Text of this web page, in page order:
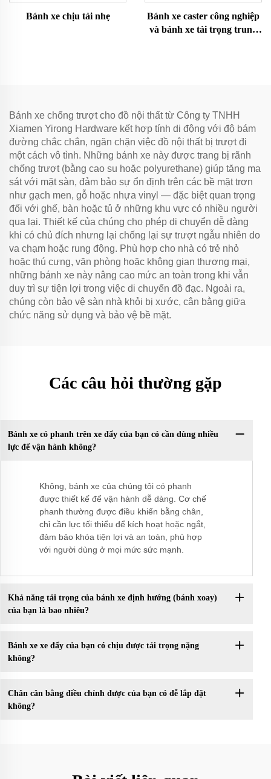
Bánh xe chịu tải nhẹ
Bánh xe caster công nghiệp
và bánh xe tải trọng trung
Bánh xe chống trượt cho đồ nội thất từ Công ty TNHH
Xiamen Yirong Hardware kết hợp tính di động với độ bám
đường chắc chắn, ngăn chặn việc đồ nội thất bị trượt đi
một cách vô tình. Những bánh xe này được trang bị rãnh
chống trượt (bằng cao su hoặc polyurethane) giúp tăng ma
sát với mặt sàn, đảm bảo sự ổn định trên các bề mặt trơn
như gạch men, gỗ hoặc nhựa vinyl — đặc biệt quan trọng
đối với ghế, bàn hoặc tủ ở những khu vực có nhiều người
qua lại. Thiết kế của chúng cho phép di chuyển dễ dàng
khi có chủ đích nhưng lại chống lại sự trượt ngẫu nhiên do
va chạm hoặc rung động. Phù hợp cho nhà có trẻ nhỏ
hoặc thú cưng, văn phòng hoặc không gian thương mại,
những bánh xe này nâng cao mức an toàn trong khi vẫn
duy trì sự tiện lợi trong việc di chuyển đồ đạc. Ngoài ra,
chúng còn bảo vệ sàn nhà khỏi bị xước, cân bằng giữa
chức năng sử dụng và bảo vệ bề mặt.
Các câu hỏi thường gặp
Bánh xe có phanh trên xe đẩy của bạn có cần dùng nhiều
lực để vận hành không?
Không, bánh xe của chúng tôi có phanh
được thiết kế để vận hành dễ dàng. Cơ chế
phanh thường được điều khiển bằng chân,
chỉ cần lực tối thiểu để kích hoạt hoặc ngắt,
đảm bảo khóa tiện lợi và an toàn, phù hợp
với người dùng ở mọi mức sức mạnh.
Khả năng tải trọng của bánh xe định hướng (bánh xoay)
của bạn là bao nhiêu?
Bánh xe xe đẩy của bạn có chịu được tải trọng nặng
không?
Chân cân bằng điều chỉnh được của bạn có dễ lắp đặt
không?